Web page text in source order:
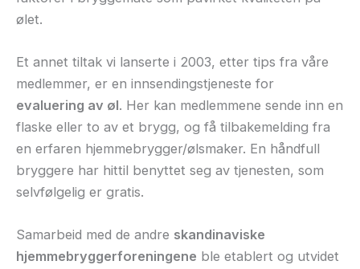
ølet.
Et annet tiltak vi lanserte i 2003, etter tips fra våre
medlemmer, er en innsendingstjeneste for
evaluering av øl. Her kan medlemmene sende inn en
flaske eller to av et brygg, og få tilbakemelding fra
en erfaren hjemmebrygger/ølsmaker. En håndfull
bryggere har hittil benyttet seg av tjenesten, som
selvfølgelig er gratis.
Samarbeid med de andre skandinaviske
hjemmebryggerforeningene ble etablert og utvidet